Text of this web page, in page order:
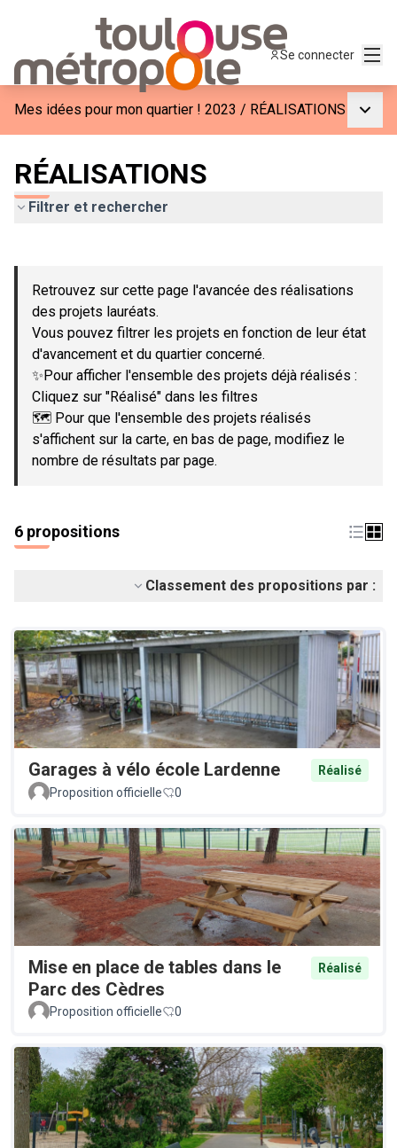
Se connecter
Mes idées pour mon quartier ! 2023 / RÉALISATIONS
RÉALISATIONS
Filtrer et rechercher
−
Retrouvez sur cette page l'avancée des réalisations
des projets lauréats.
Vous pouvez filtrer les projets en fonction de leur état
d'avancement et du quartier concerné.
✨Pour afficher l'ensemble des projets déjà réalisés :
Cliquez sur "Réalisé" dans les filtres
🗺️ Pour que l'ensemble des projets réalisés
s'affichent sur la carte, en bas de page, modifiez le
nombre de résultats par page.
6 propositions
Classement des propositions par :
Garages à vélo école Lardenne
Réalisé
Proposition officielle
0
Mise en place de tables dans le
Parc des Cèdres
Réalisé
Proposition officielle 0